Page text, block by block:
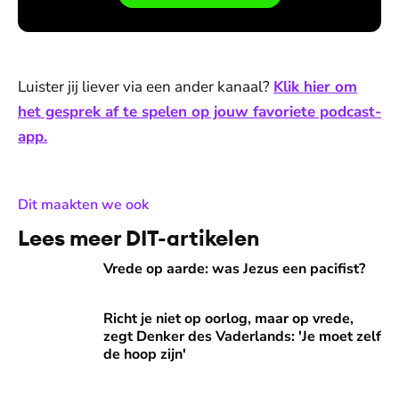
Luister jij liever via een ander kanaal? Klik hier om
het gesprek af te spelen op jouw favoriete podcast-
app.
Dit maakten we ook:
Lees meer DIT-artikelen
Vrede op aarde: was Jezus een pacifist?
Vrede op aarde: was Jezus een pacifist?
Richt je niet op oorlog, maar op vrede,
zegt Denker des Vaderlands: 'Je moet zelf
de hoop zijn'
Richt je niet op oorlog, maar op vrede, zegt Denker des